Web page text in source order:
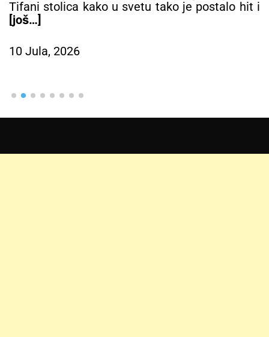
Tifani stolica kako u svetu tako je postalo hit i
[još…]
10 Jula, 2026